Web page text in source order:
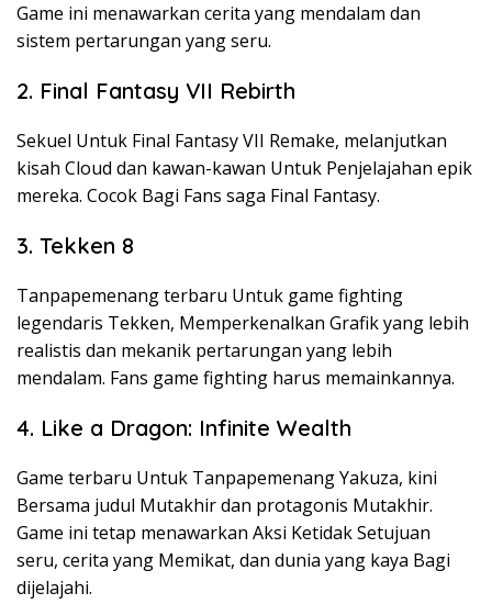
Game ini menawarkan cerita yang mendalam dan
sistem pertarungan yang seru.
2. Final Fantasy VII Rebirth
Sekuel Untuk Final Fantasy VII Remake, melanjutkan
kisah Cloud dan kawan-kawan Untuk Penjelajahan epik
mereka. Cocok Bagi Fans saga Final Fantasy.
3. Tekken 8
Tanpapemenang terbaru Untuk game fighting
legendaris Tekken, Memperkenalkan Grafik yang lebih
realistis dan mekanik pertarungan yang lebih
mendalam. Fans game fighting harus memainkannya.
4. Like a Dragon: Infinite Wealth
Game terbaru Untuk Tanpapemenang Yakuza, kini
Bersama judul Mutakhir dan protagonis Mutakhir.
Game ini tetap menawarkan Aksi Ketidak Setujuan
seru, cerita yang Memikat, dan dunia yang kaya Bagi
dijelajahi.